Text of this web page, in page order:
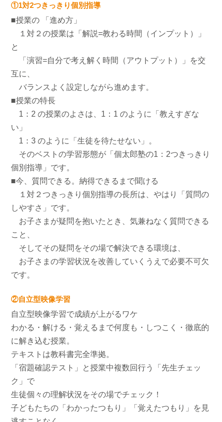
①1対2つきっきり個別指導
■授業の 「進め方」
１対２の授業は「解説=教わる時間（インプット）」
と
「演習=自分で考え解く時間（アウトプット）」を交
互に、
バランスよく設定しながら進めます。
■授業の特長
1：2 の授業のよさは、1：1 のように「教えすぎな
い」
1：3 のように「生徒を待たせない」。
そのベストの学習形態が「個太郎塾の1：2つきっきり
個別指導」です。
■今、質問できる。納得できるまで聞ける
１対２つきっきり個別指導の長所は、やはり「質問の
しやすさ」です。
お子さまが疑問を抱いたとき、気兼ねなく質問できる
こと、
そしてその疑問をその場で解決できる環境は、
お子さまの学習状況を改善していくうえで必要不可欠
です。
②自立型映像学習
自立型映像学習で成績が上がるワケ
わかる・解ける・覚えるまで何度も・しつこく・徹底的
に解き込む授業。
テキストは教科書完全準拠。
「宿題確認テスト」と授業中複数回行う「先生チェッ
ク」で
生徒個々の理解状況をその場でチェック！
子どもたちの「わかったつもり」「覚えたつもり」を見